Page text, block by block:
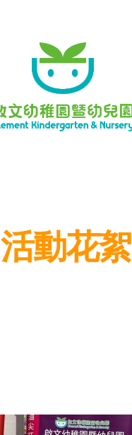
活動花絮